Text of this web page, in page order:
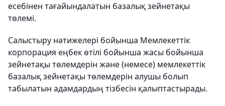
есебінен тағайындалатын базалық зейнетақы
төлемі.
Салыстыру нәтижелері бойынша Мемлекеттік
корпорация еңбек өтілі бойынша жасы бойынша
зейнетақы төлемдерін және (немесе) мемлекеттік
базалық зейнетақы төлемдерін алушы болып
табылатын адамдардың тізбесін қалыптастырады.